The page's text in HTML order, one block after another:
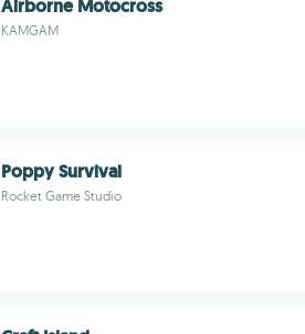
Airborne Motocross
KAMGAM
Poppy Survival
Rocket Game Studio